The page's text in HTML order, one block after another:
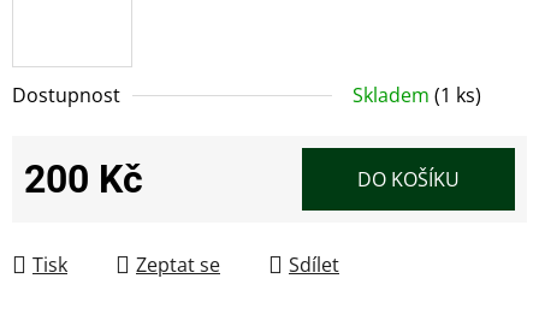
Dostupnost Skladem (1 ks)
200 Kč DO KOŠÍKU
Tisk Zeptat se Sdílet